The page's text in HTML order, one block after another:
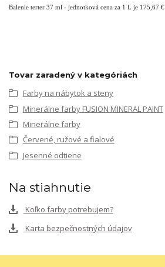
Balenie terter 37 ml - jednotková cena za 1 L je 175,67 €
Tovar zaradený v kategóriách
Farby na nábytok a steny
Minerálne farby FUSION MINERAL PAINT
Minerálne farby
Červené, ružové a fialové
Jesenné odtiene
Na stiahnutie
Koľko farby potrebujem?
Karta bezpečnostných údajov